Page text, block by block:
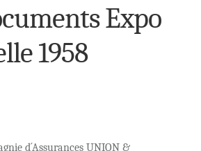
Expo
1958
d´Assurances UNION &